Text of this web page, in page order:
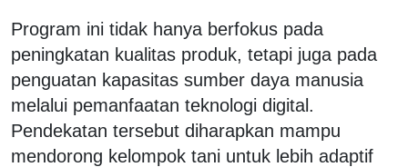
Program ini tidak hanya berfokus pada
peningkatan kualitas produk, tetapi juga pada
penguatan kapasitas sumber daya manusia
melalui pemanfaatan teknologi digital.
Pendekatan tersebut diharapkan mampu
mendorong kelompok tani untuk lebih adaptif